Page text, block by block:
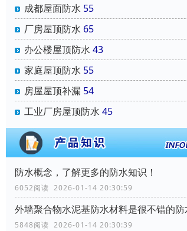
成都屋面防水 55
厂房屋顶防水 65
办公楼屋顶防水 43
家庭屋顶防水 55
房屋屋顶补漏 54
工业厂房屋顶防水 45
防水概念，了解更多的防水知识！
6052阅读 2026-01-14 20:30:59
外墙聚合物水泥基防水材料是很不错的
5848阅读 2026-01-14 20:30:39